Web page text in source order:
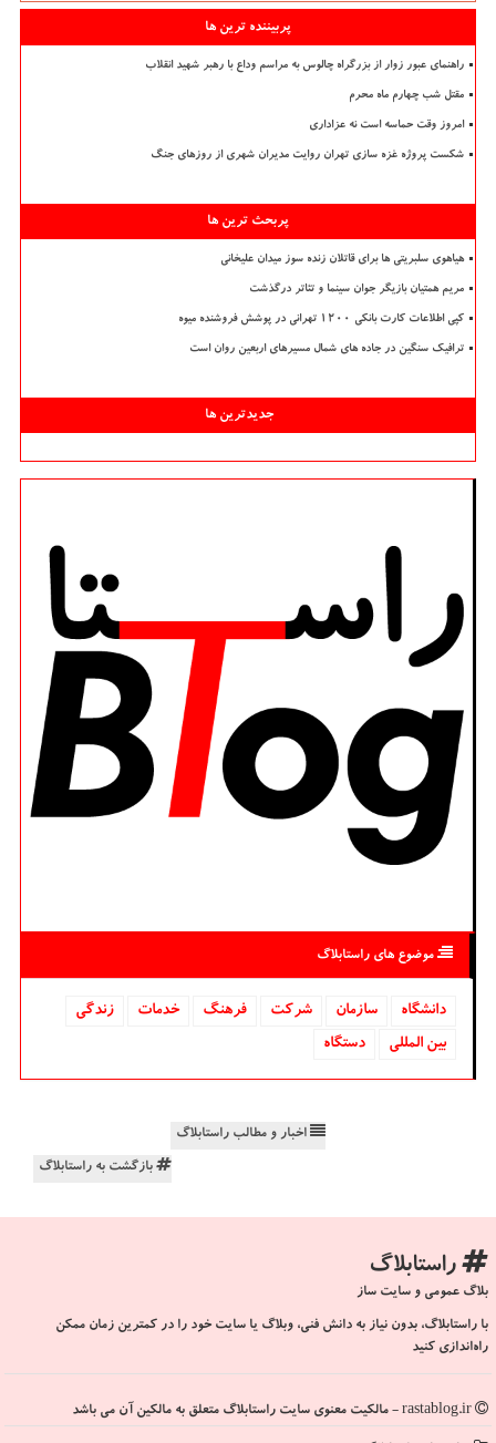
پربیننده ترین ها
راهنمای عبور زوار از بزرگراه چالوس به مراسم وداع با رهبر شهید انقلاب
مقتل شب چهارم ماه محرم
امروز وقت حماسه است نه عزاداری
شکست پروژه غزه سازی تهران روایت مدیران شهری از روزهای جنگ
پربحث ترین ها
هیاهوی سلبریتی ها برای قاتلان زنده سوز میدان علیخانی
مریم همتیان بازیگر جوان سینما و تئاتر درگذشت
کپی اطلاعات کارت بانکی ۱۲۰۰ تهرانی در پوشش فروشنده میوه
ترافیک سنگین در جاده های شمال مسیرهای اربعین روان است
جدیدترین ها
موضوع های راستابلاگ
دانشگاه‌ سازمان شركت فرهنگ خدمات
زندگی
بین المللی
دستگاه
اخبار و مطالب راستابلاگ
بازگشت به راستابلاگ
راستابلاگ
بلاگ عمومی و سایت ساز
با راستابلاگ، بدون نیاز به دانش فنی، وبلاگ یا سایت خود را در کمترین زمان ممکن
راه‌اندازی کنید